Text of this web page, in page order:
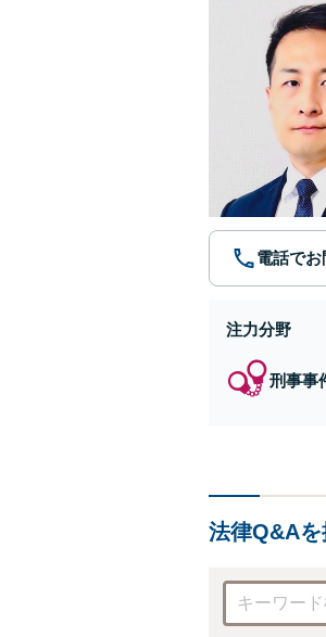
電話で
注力分野
刑事事
法律Q&Aを